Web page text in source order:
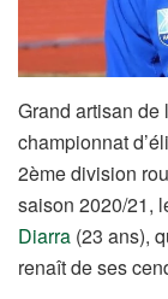
Grand artisan
championnat
2ème division
saison 2020/21,
Diarra (23 ans),
renaît de ses